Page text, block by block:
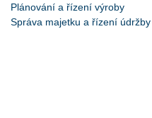
Plánování a řízení výroby
Správa majetku a řízení údržby